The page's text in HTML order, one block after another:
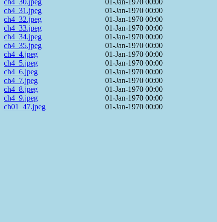
ch4_31.jpeg
01-Jan-1970 00:00
ch4_32.jpeg
01-Jan-1970 00:00
ch4_33.jpeg
01-Jan-1970 00:00
ch4_34.jpeg
01-Jan-1970 00:00
ch4_35.jpeg
01-Jan-1970 00:00
ch4_4.jpeg
01-Jan-1970 00:00
ch4_5.jpeg
01-Jan-1970 00:00
ch4_6.jpeg
01-Jan-1970 00:00
ch4_7.jpeg
01-Jan-1970 00:00
ch4_8.jpeg
01-Jan-1970 00:00
ch4_9.jpeg
01-Jan-1970 00:00
ch01_47.jpeg
01-Jan-1970 00:00